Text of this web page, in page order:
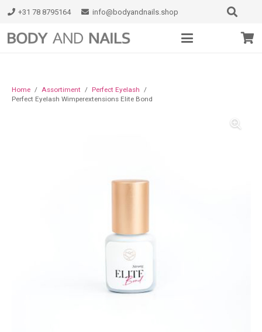
+31 78 8795164 info@bodyandnails.shop
Home / Assortiment / Perfect Eyelash /
Perfect Eyelash Wimperextensions Elite Bond